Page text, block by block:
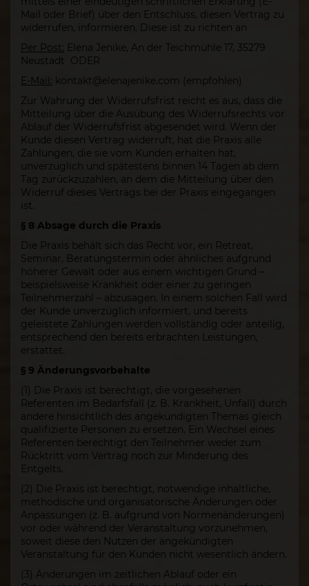
Mail oder Brief) über den Entschluss, diesen Vertrag zu
widerrufen, informieren. Diese ist zu richten an
Per Post: Elena Jenike, An der Teichmühle 17, 35279
Neustadt ODER
E-Mail: kontakt@elenajenike.com (empfohlen)
Zur Wahrung der Widerrufsfrist reicht es aus, dass die
Mitteilung über die Ausübung des Widerrufsrechts vor
Ablauf der Widerrufsfrist abgesendet wird. Wenn der
Kunde diesen Vertrag widerruft, hat die Praxis alle
Zahlungen, die sie vom Kunden erhalten hat,
unverzüglich und spätestens binnen 14 Tagen ab dem
Tag zurückzuzahlen, an dem die Mitteilung über den
Widerruf dieses Vertrags bei der Praxis eingegangen
ist.
§ 8 Absage durch die Praxis
Die Praxis behält sich das Recht vor, ein Retreat,
Seminar, Beratungstermin oder ähnliches aufgrund
höherer Gewalt oder aus einem wichtigen Grund –
beispielsweise Krankheit oder einer zu geringen
Teilnehmerzahl – abzusagen. In einem solchen Fall wird
der Kunde unverzüglich informiert, und bereits
geleistete Zahlungen werden vollständig oder anteilig,
entsprechend den bereits erbrachten Leistungen,
erstattet.
§ 9 Änderungsvorbehalte
(1) Die Praxis ist berechtigt, die vorgesehenen
Referenten im Bedarfsfall (z. B. Krankheit, Unfall) durch
andere hinsichtlich des angekündigten Themas gleich
qualifizierte Personen zu ersetzen. Ein Wechsel eines
Referenten berechtigt den Teilnehmer weder zum
Rücktritt vom Vertrag noch zur Minderung des
Entgelts.
(2) Die Praxis ist berechtigt, notwendige inhaltliche,
methodische und organisatorische Änderungen oder
Anpassungen (z. B. aufgrund von Normenänderungen)
vor oder während der Veranstaltung vorzunehmen,
soweit diese den Nutzen der angekündigten
Veranstaltung für den Kunden nicht wesentlich ändern.
(3) Änderungen im zeitlichen Ablauf oder ein